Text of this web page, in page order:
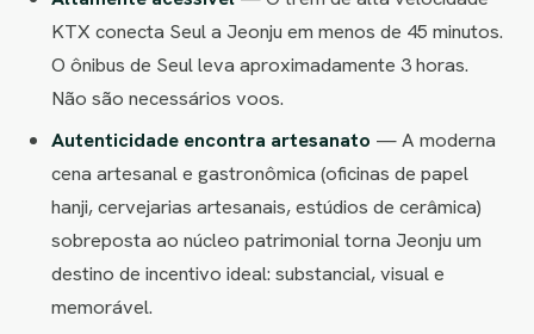
KTX conecta Seul a Jeonju em menos de 45 minutos.
O ônibus de Seul leva aproximadamente 3 horas.
Não são necessários voos.
Autenticidade encontra artesanato — A moderna
cena artesanal e gastronômica (oficinas de papel
hanji, cervejarias artesanais, estúdios de cerâmica)
sobreposta ao núcleo patrimonial torna Jeonju um
destino de incentivo ideal: substancial, visual e
memorável.